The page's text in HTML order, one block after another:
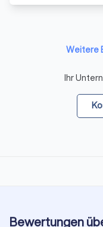
Weitere
Ihr
Bewertungen